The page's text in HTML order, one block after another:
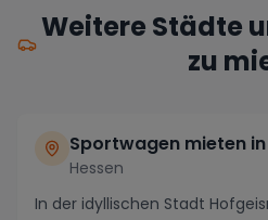
Weitere Städte
zu
Sportwagen mieten
Hessen
In der idyllischen Stadt